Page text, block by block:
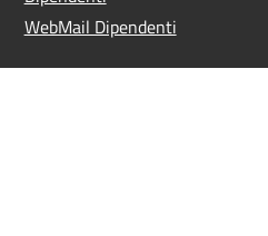
WebMail Dipendenti